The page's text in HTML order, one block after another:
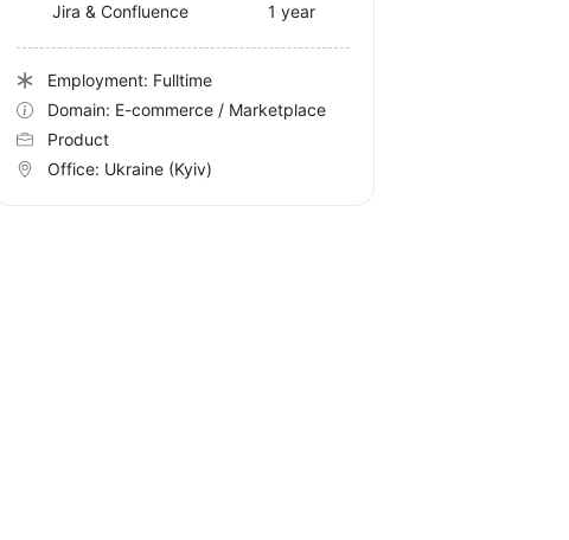
Jira & Confluence
1 year
Employment: Fulltime
Domain: E-commerce / Marketplace
Product
Office: Ukraine (Kyiv)